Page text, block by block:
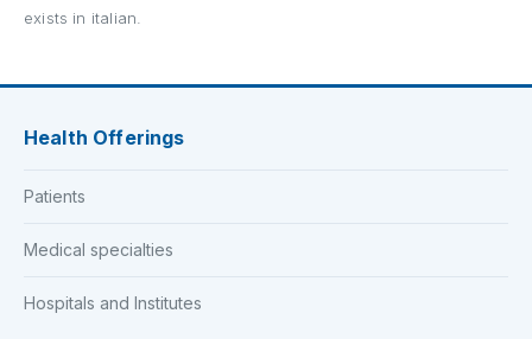
exists in italian.
Health Offerings
Patients
Medical specialties
Hospitals and Institutes